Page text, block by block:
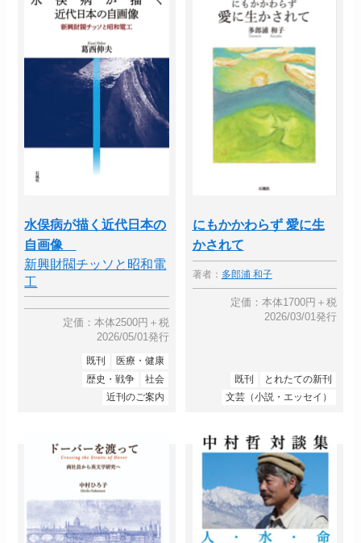
水俣病が描く近代日本の
自画像
新興財閥チッソと昭和電
工
定価：本体2500円＋税
2026/05/01発行
既刊
医療・健康
歴史・戦争
社会
近刊のご案内
にもかかわらず 愛に生
かされて
著者： 多郎浦 和子
定価：本体1700円＋税
2026/03/01発行
既刊
とれたての新刊
文芸（小説・エッセイ）